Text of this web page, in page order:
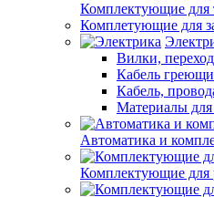
Комплектующие для
Комплетующие для
Вилки,
Кабель
Кабель,
Материалы
Автоматика и
Комплектующие для